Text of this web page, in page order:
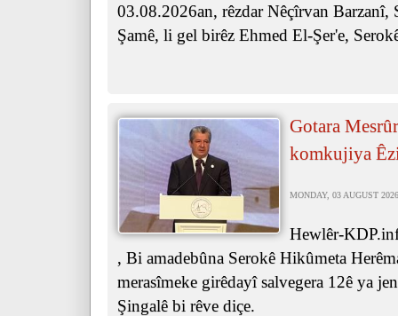
03.08.2026an, rêzdar Nêçîrvan Barzanî,
Şamê, li gel birêz Ehmed El-Şer'e,
Gotara
komkujiya
MONDAY, 03 AUGUST
Hewlêr-
, Bi amadebûna Serokê Hikûmeta
merasîmeke girêdayî salvegera 12ê ya
Şingalê bi rêve diçe.